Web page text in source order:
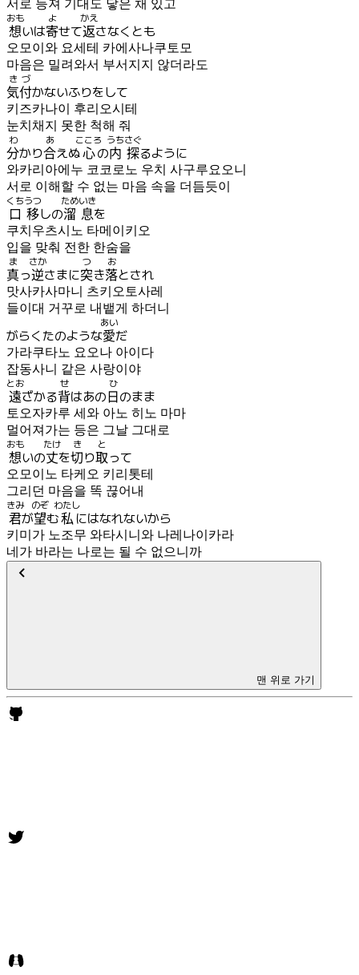
서로 등져 기대도 닿은 채 있고
想
おも
いは寄
よ
せて返
かえ
さなくとも
오모이와 요세테 카에사나쿠토모
마음은 밀려와서 부서지지 않더라도
気付
きづ
かないふりをして
키즈카나이 후리오시테
눈치채지 못한 척해 줘
分
わ
かり合
あ
えぬ心
こころ
の内
うち
探
さぐ
るように
와카리아에누 코코로노 우치 사구루요오니
서로 이해할 수 없는 마음 속을 더듬듯이
口移
くちうつ
しの溜息
ためいき
を
쿠치우츠시노 타메이키오
입을 맞춰 전한 한숨을
真
ま
っ逆
さか
さまに突
つ
き落
お
とされ
맛사카사마니 츠키오토사레
들이대 거꾸로 내뱉게 하더니
がらくたのような愛
あい
だ
가라쿠타노 요오나 아이다
잡동사니 같은 사랑이야
遠
とお
ざかる背
せ
はあの 日
ひ
のまま
토오자카루 세와 아노 히노 마마
멀어져가는 등은 그날 그대로
想
おも
いの丈
たけ
を切
き
り取
と
って
오모이노 타케오 키리톳테
그리던 마음을 똑 끊어내
君
きみ
が望
のぞ
む私
わたし
にはなれないから
키미가 노조무 와타시니와 나레나이카라
네가 바라는 나로는 될 수 없으니까
맨 위로 가기